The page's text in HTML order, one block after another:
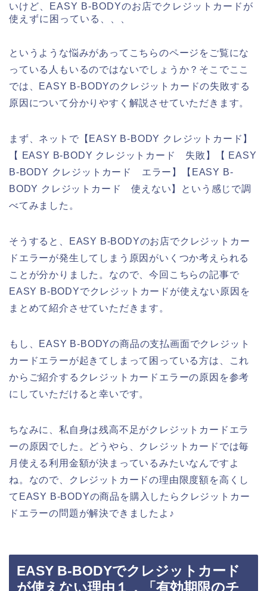
いけど、EASY B-BODYのお店でクレジットカードが
使えずに困っている、、、
というような悩みがあってこちらのページをご覧にな
っている人もいるのではないでしょうか？そこでここ
では、EASY B-BODYのクレジットカードの失敗する
原因について分かりやすく解説させていただきます。
まず、ネットで【EASY B-BODY クレジットカード】
【 EASY B-BODY クレジットカード 失敗】【 EASY
B-BODY クレジットカード エラー】【EASY B-
BODY クレジットカード 使えない】という感じで調
べてみました。
そうすると、EASY B-BODYのお店でクレジットカー
ドエラーが発生してしまう原因がいくつか考えられる
ことが分かりました。なので、今回こちらの記事で
EASY B-BODYでクレジットカードが使えない原因を
まとめて紹介させていただきます。
もし、EASY B-BODYの商品の支払画面でクレジット
カードエラーが起きてしまって困っている方は、これ
からご紹介するクレジットカードエラーの原因を参考
にしていただけると幸いです。
ちなみに、私自身は残高不足がクレジットカードエラ
ーの原因でした。どうやら、クレジットカードでは毎
月使える利用金額が決まっているみたいなんですよ
ね。なので、クレジットカードの理由限度額を高くし
てEASY B-BODYの商品を購入したらクレジットカー
ドエラーの問題が解決できましたよ♪
EASY B-BODYでクレジットカード
が使えない理由１．「有効期限のチ